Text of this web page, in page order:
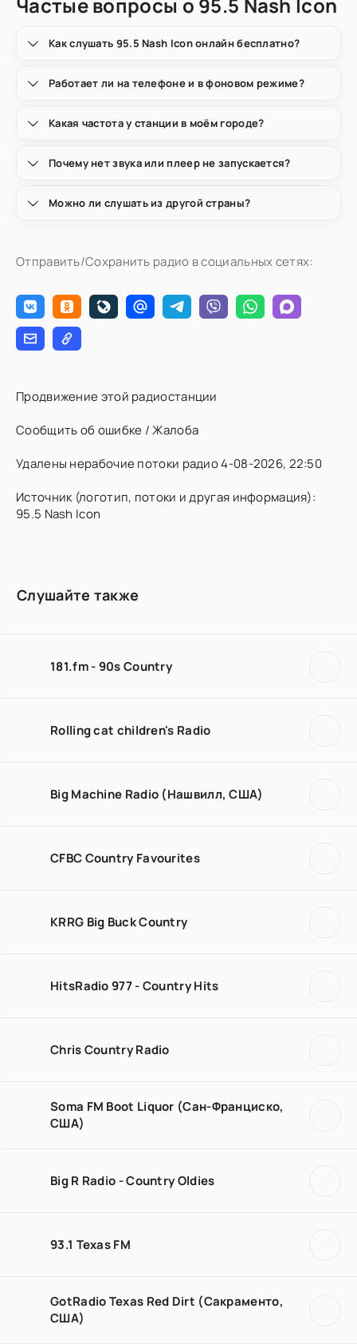
Как слушать 95.5 Nash Icon онлайн бесплатно?
Работает ли на телефоне и в фоновом режиме?
Какая частота у станции в моём городе?
Почему нет звука или плеер не запускается?
Можно ли слушать из другой страны?
Отправить/Сохранить радио в социальных сетях:
Продвижение этой радиостанции
Сообщить об ошибке / Жалоба
Удалены нерабочие потоки радио 4-08-2026, 22:50
Источник (логотип, потоки и другая информация):
95.5 Nash Icon
Слушайте также
181.fm - 90s Country
Rolling cat children's Radio
Big Machine Radio (Нашвилл, США)
CFBC Country Favourites
KRRG Big Buck Country
HitsRadio 977 - Country Hits
Chris Country Radio
Soma FM Boot Liquor (Сан-Франциско,
США)
Big R Radio - Country Oldies
93.1 Texas FM
GotRadio Texas Red Dirt (Сакраменто,
США)